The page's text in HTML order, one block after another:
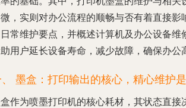
，实则对办公流程的顺畅与否有着直接影
常维护要点，并概述计算机及办公设备维
用户延长设备寿命，减少故障，确保办公
墨盒：打印输出的核心，精心维护
作为喷墨打印机的核心耗材，其状态直接